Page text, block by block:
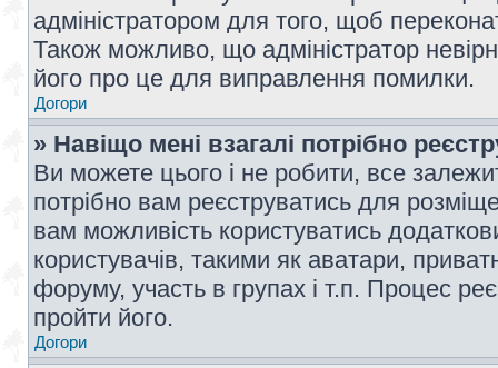
адміністратором для того, щоб
Також можливо, що адміністратор
його про це для виправлення помилки.
Догори
» Навіщо мені взагалі потрібно
Ви можете цього і не робити, все
потрібно вам реєструватись для
вам можливість користуватись
користувачів, такими як аватари,
форуму, участь в групах і т.п. Процес
пройти його.
Догори